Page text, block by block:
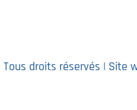
droits réservés | Site